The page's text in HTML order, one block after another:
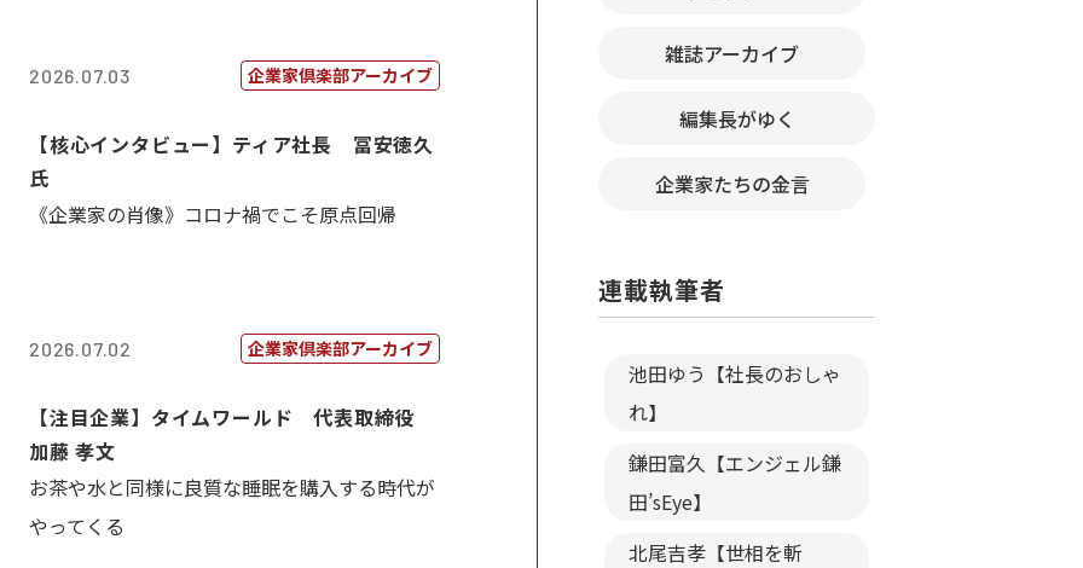
2026.07.03 企業家倶楽部アーカイブ
【核心インタビュー】ティア社長 冨安徳久
氏
《企業家の肖像》コロナ禍でこそ原点回帰
2026.07.02 企業家倶楽部アーカイブ
【注目企業】タイムワールド 代表取締役
加藤 孝文
お茶や水と同様に良質な睡眠を購入する時代が
やってくる
雑誌アーカイブ
編集長がゆく
企業家たちの金言
連載執筆者
池田ゆう【社長のおしゃ
れ】
鎌田富久【エンジェル鎌
田’sEye】
北尾吉孝【世相を斬